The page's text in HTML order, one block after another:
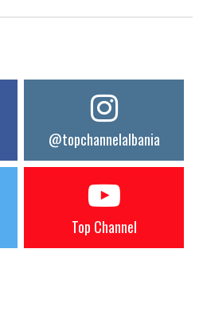
@topchannelalbania
Top Channel